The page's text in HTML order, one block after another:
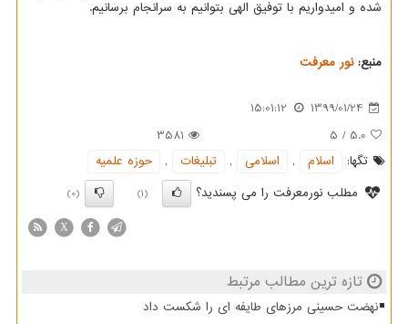
شده و امیدواریم با توفیق الهی بتوانیم به سرانجام برسانیم.
منبع:نور معرفت
1399/01/24
15:01:12
5.0
/
5
3581
تگها:
اسلام , اسلامی , تبلیغات ,
حوزه علمیه
مطلب نورمعرفت را می پسندید؟
(1)
(0)
X
تازه ترین مطالب مرتبط
نهضت حسینی مرزهای طایفه ای را شکست داد